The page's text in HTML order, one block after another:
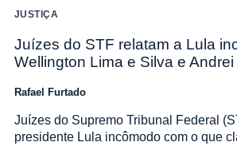
JUSTIÇA
Juízes do STF relatam a Lula
Wellington Lima e Silva e
Rafael Furtado
Juízes do Supremo Tribunal Federal
presidente Lula incômodo com o que